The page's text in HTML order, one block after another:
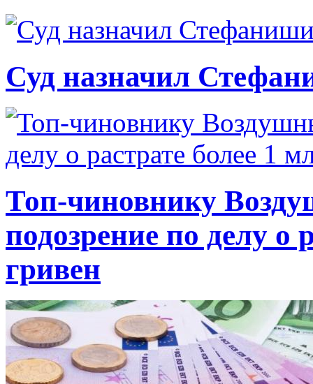
Суд назначил
Топ-чиновнику
подозрение по делу о
гривен